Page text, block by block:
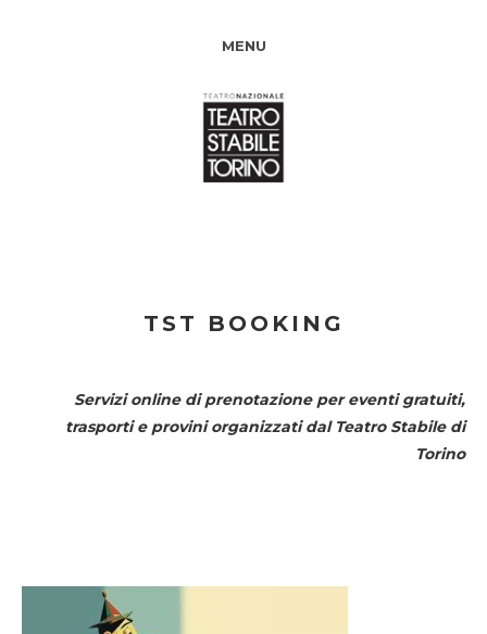
MENU
TST BOOKING
Servizi online di prenotazione per eventi gratuiti,
trasporti e provini organizzati dal Teatro Stabile di
Torino